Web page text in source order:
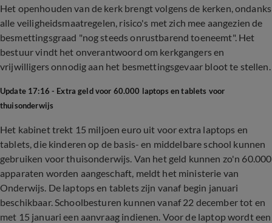
Het openhouden van de kerk brengt volgens de kerken, ondanks
alle veiligheidsmaatregelen, risico's met zich mee aangezien de
besmettingsgraad "nog steeds onrustbarend toeneemt". Het
bestuur vindt het onverantwoord om kerkgangers en
vrijwilligers onnodig aan het besmettingsgevaar bloot te stellen.
Update 17:16 - Extra geld voor 60.000 laptops en tablets voor
thuisonderwijs
Het kabinet trekt 15 miljoen euro uit voor extra laptops en
tablets, die kinderen op de basis- en middelbare school kunnen
gebruiken voor thuisonderwijs. Van het geld kunnen zo'n 60.000
apparaten worden aangeschaft, meldt het ministerie van
Onderwijs. De laptops en tablets zijn vanaf begin januari
beschikbaar. Schoolbesturen kunnen vanaf 22 december tot en
met 15 januari een aanvraag indienen. Voor de laptop wordt een